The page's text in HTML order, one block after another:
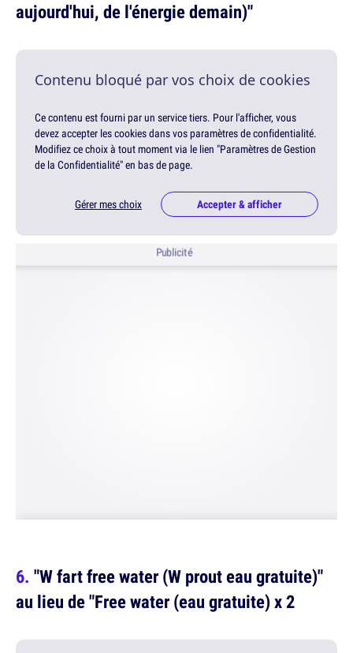
aujourd'hui, de l'énergie demain)"
Contenu bloqué par vos choix de cookies
Ce contenu est fourni par un service tiers. Pour l'afficher, vous
devez accepter les cookies dans vos paramètres de confidentialité.
Modifiez ce choix à tout moment via le lien "Paramètres de Gestion
de la Confidentialité" en bas de page.
Gérer mes choix Accepter & afficher
Publicité
"W fart free water (W prout eau gratuite)"
au lieu de "Free water (eau gratuite) x 2